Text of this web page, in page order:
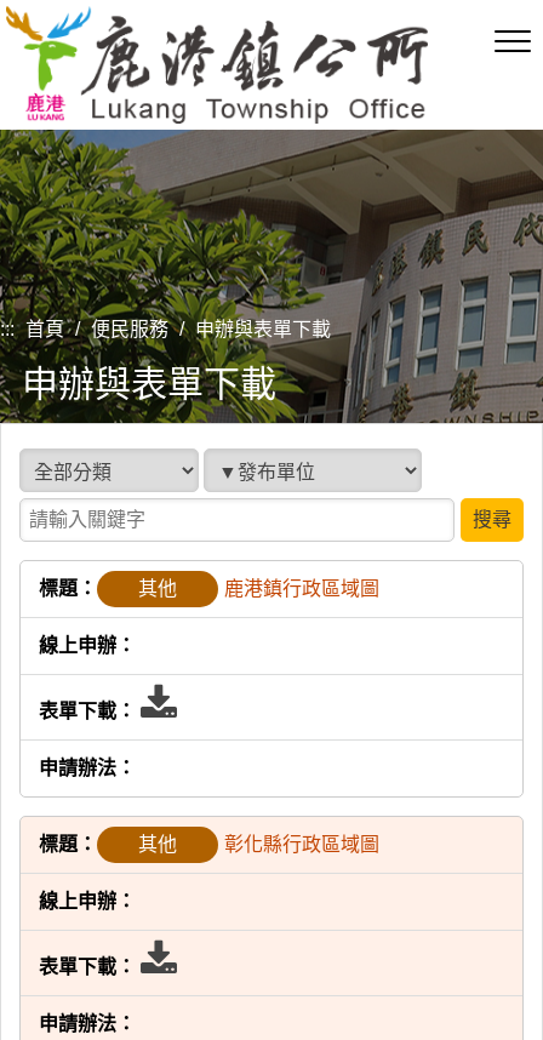
跳
內
容
區
塊
::: 首頁 / 便民服務 / 申辦與表單下載
申辦與表單下載
分類項目 發布單位
請輸入關鍵字
其他 鹿港鎮行政區域圖
表
單
下
載
其他 彰化縣行政區域圖
表